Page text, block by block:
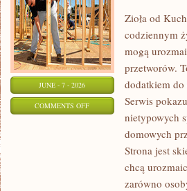
JUNE - 7 - 2026
COMMENTS OFFON
CZYTELNIKÓW
Zioła od
codziennym
mogą
przetworów.
dodatkiem do
Serwis
nietypowych
domowych
Strona jest
chcą
zarówno